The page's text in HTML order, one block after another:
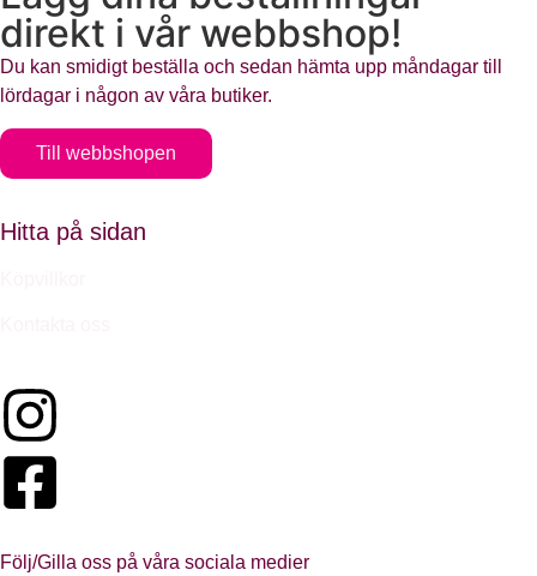
direkt i vår webbshop!
Du kan smidigt beställa och sedan hämta upp måndagar till
lördagar i någon av våra butiker.
Till webbshopen
Hitta på sidan
Följ/Gilla oss på våra sociala medier